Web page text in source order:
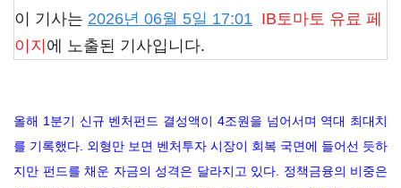
이 기사는 2026년 06월 5일 17:01 IB토마토 유료 페
이지 에 노출된 기사입니다.
올해 1분기 신규 벤처펀드 결성액이 4조원을 넘어서며 역대 최대치
를 기록했다. 외형만 보면 벤처투자 시장이 회복 국면에 들어선 듯하
지만 펀드를 채운 자금의 성격은 달라지고 있다. 정책금융의 비중은